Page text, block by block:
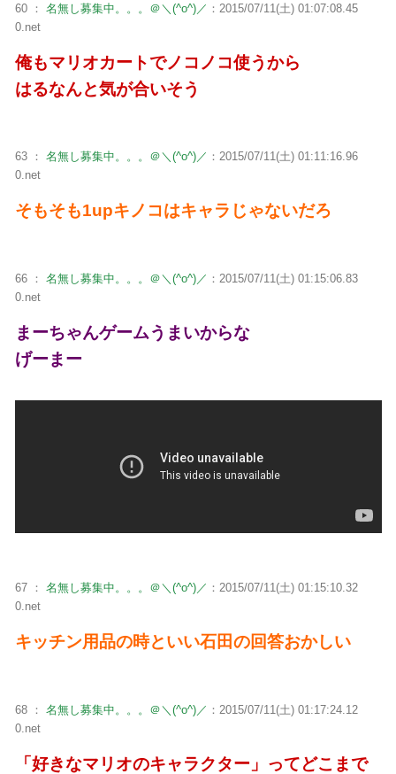
60 ： 名無し募集中。。。＠＼(^o^)／ ：2015/07/11(土) 01:07:08.45
0.net
俺もマリオカートでノコノコ使うから
はるなんと気が合いそう
63 ： 名無し募集中。。。＠＼(^o^)／ ：2015/07/11(土) 01:11:16.96
0.net
そもそも1upキノコはキャラじゃないだろ
66 ： 名無し募集中。。。＠＼(^o^)／ ：2015/07/11(土) 01:15:06.83
0.net
まーちゃんゲームうまいからな
げーまー
67 ： 名無し募集中。。。＠＼(^o^)／ ：2015/07/11(土) 01:15:10.32
0.net
キッチン用品の時といい石田の回答おかしい
68 ： 名無し募集中。。。＠＼(^o^)／ ：2015/07/11(土) 01:17:24.12
0.net
「好きなマリオのキャラクター」ってどこまで